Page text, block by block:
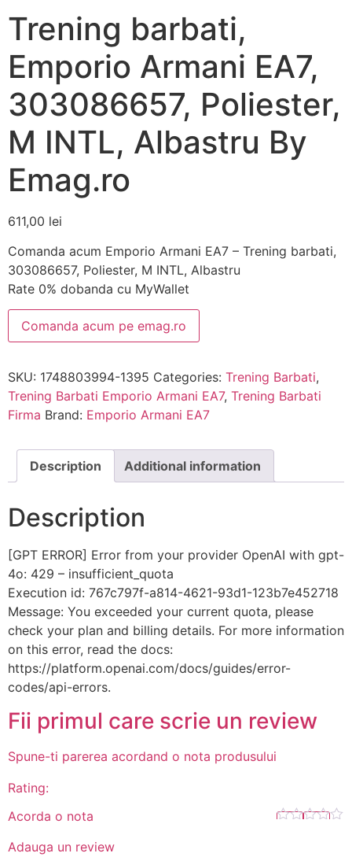
Trening barbati,
Emporio Armani EA7,
303086657, Poliester,
M INTL, Albastru By
Emag.ro
611,00 lei
Comanda acum Emporio Armani EA7 – Trening barbati,
303086657, Poliester, M INTL, Albastru
Rate 0% dobanda cu MyWallet
Comanda acum pe emag.ro
SKU: 1748803994-1395 Categories: Trening Barbati,
Trening Barbati Emporio Armani EA7, Trening Barbati
Firma Brand: Emporio Armani EA7
Description Additional information
Description
[GPT ERROR] Error from your provider OpenAI with gpt-
4o: 429 – insufficient_quota
Execution id: 767c797f-a814-4621-93d1-123b7e452718
Message: You exceeded your current quota, please
check your plan and billing details. For more information
on this error, read the docs:
https://platform.openai.com/docs/guides/error-
codes/api-errors.
Fii primul care scrie un review
Spune-ti parerea acordand o nota produsului
Rating:
Acorda o nota
Adauga un review